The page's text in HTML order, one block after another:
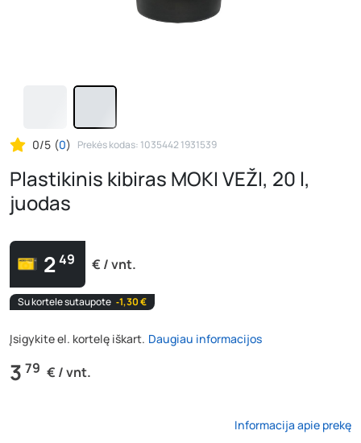
0/5 (0) Prekės kodas: 1035442 1931539
Plastikinis kibiras MOKI VEŽI, 20 l,
juodas
249 € / vnt.
Su kortele sutaupote ‐1,30 €
Įsigykite el. kortelę iškart. Daugiau informacijos
3 79 € / vnt.
Informacija apie prekę